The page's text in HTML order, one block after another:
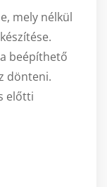
mely nélkül
beépíthető
dönteni.
előtti